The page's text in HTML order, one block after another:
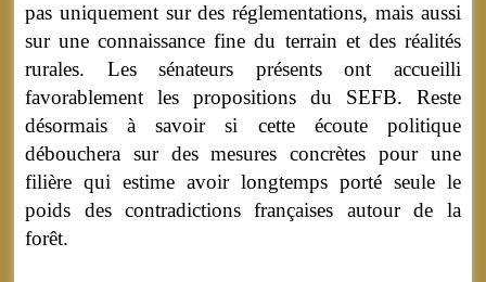
pas uniquement sur des réglementations, mais aussi
sur une connaissance fine du terrain et des réalités
rurales. Les sénateurs présents ont accueilli
favorablement les propositions du SEFB. Reste
désormais à savoir si cette écoute politique
débouchera sur des mesures concrètes pour une
filière qui estime avoir longtemps porté seule le
poids des contradictions françaises autour de la
forêt.